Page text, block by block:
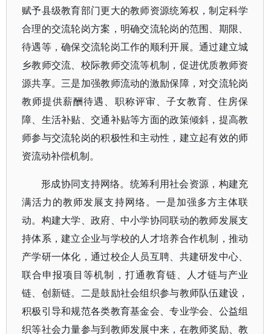
赋予县级教育部门更大的教师资源统筹权，制定科学
合理的交流轮岗方案，明确交流轮岗的范围、期限、
待遇等，确保交流轮岗工作的顺利开展。通过建立城
乡教师交流、校际教师交流等机制，促进优质教师资
源共享。三是加强教师流动的激励保障，对交流轮岗
教师提供薪酬待遇、职称评审、子女教育、住房保
障、生活补贴、交通补贴等方面的政策倾斜，提高教
师参与交流轮岗的积极性和主动性，建立起有效的师
资流动补偿机制。
形成协同支持网络。统筹利用社会资源，构建充
满活力的教师发展支持网络。一是加强多方主体联
动。构建大学、政府、中小学协同联动的教师发展支
持体系，建立企业与学校的人才培养合作机制，推动
产学研一体化，通过校企人员互聘、共建研发中心、
联合申报项目等机制，打通教育链、人才链与产业
链、创新链。二是鼓励社会组织参与教师队伍建设，
积极引导和规范各类教育基金会、专业学会、公益组
织等社会力量参与到教师发展中来，在教师奖励、教